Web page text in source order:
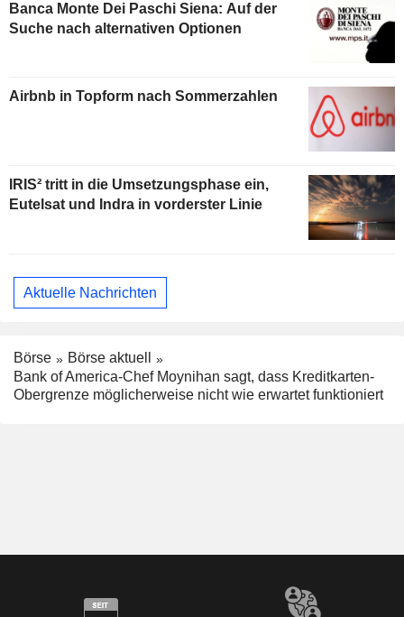
Banca Monte Dei Paschi Siena: Auf der
Suche nach alternativen Optionen
Airbnb in Topform nach Sommerzahlen
IRIS² tritt in die Umsetzungsphase ein,
Eutelsat und Indra in vorderster Linie
Aktuelle Nachrichten
Börse
Börse aktuell
Bank of America-Chef Moynihan sagt, dass Kreditkarten-
Obergrenze möglicherweise nicht wie erwartet funktioniert